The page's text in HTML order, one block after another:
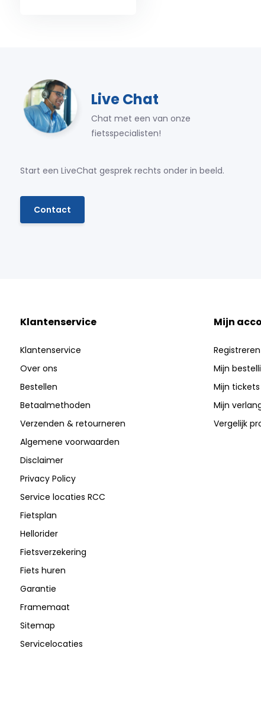
Live Chat
Chat met een van onze
fietsspecialisten!
Start een LiveChat gesprek rechts onder in beeld.
Contact
Klantenservice
Klantenservice
Over ons
Bestellen
Betaalmethoden
Verzenden & retourneren
Algemene voorwaarden
Disclaimer
Privacy Policy
Service locaties RCC
Fietsplan
Hellorider
Fietsverzekering
Fiets huren
Garantie
Framemaat
Sitemap
Servicelocaties
Mijn
Registreren
Mijn
Mijn tickets
Mijn
Vergelijk